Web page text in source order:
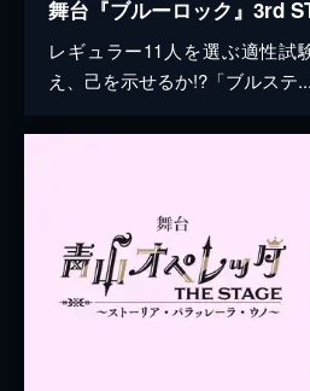
舞台『ブルーロック』3rd
レギュラー11人を選ぶ適性試
え、己を示せるか!?「ブルステ...